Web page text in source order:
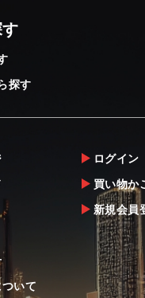
探す
いて
ログイン
買い物か
新規会員